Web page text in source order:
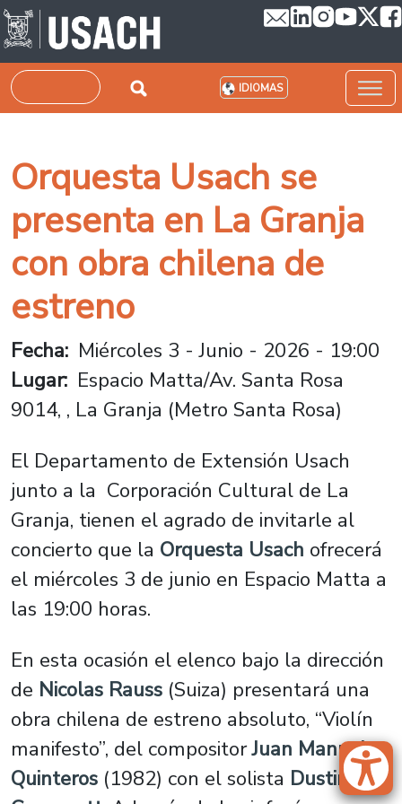
Pasar al contenido principal
Buscar IDIOMAS
Orquesta Usach se
presenta en La Granja
con obra chilena de
estreno
Fecha Miércoles 3 - Junio - 2026 - 19:00
Lugar Espacio Matta/Av. Santa Rosa
9014, , La Granja (Metro Santa Rosa)
El Departamento de Extensión Usach
junto a la Corporación Cultural de La
Granja, tienen el agrado de invitarle al
concierto que la Orquesta Usach ofrecerá
el miércoles 3 de junio en Espacio Matta a
las 19:00 horas.
En esta ocasión el elenco bajo la dirección
de Nicolas Rauss (Suiza) presentará una
obra chilena de estreno absoluto, “Violín
manifesto”, del compositorJuan Manuel
Quinteros (1982) con el solista Dustin